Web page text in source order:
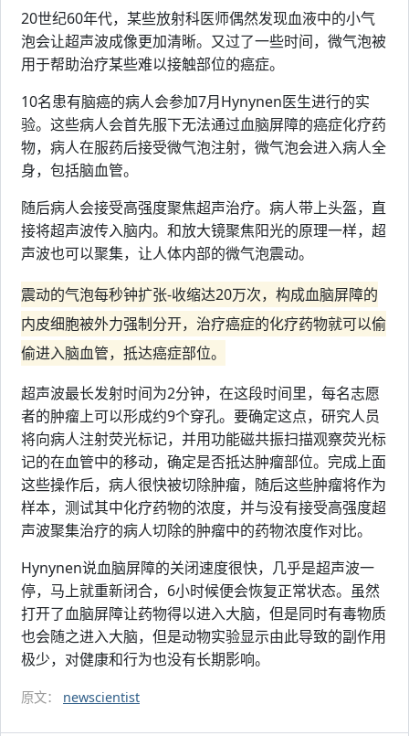
20世纪60年代，某些放射科医师偶然发现血液中的小气
泡会让超声波成像更加清晰。又过了一些时间，微气泡被
用于帮助治疗某些难以接触部位的癌症。
10名患有脑癌的病人会参加7月Hynynen医生进行的实
验。这些病人会首先服下无法通过血脑屏障的癌症化疗药
物，病人在服药后接受微气泡注射，微气泡会进入病人全
身，包括脑血管。
随后病人会接受高强度聚焦超声治疗。病人带上头盔，直
接将超声波传入脑内。和放大镜聚焦阳光的原理一样，超
声波也可以聚集，让人体内部的微气泡震动。
震动的气泡每秒钟扩张-收缩达20万次，构成血脑屏障的
内皮细胞被外力强制分开，治疗癌症的化疗药物就可以偷
偷进入脑血管，抵达癌症部位。
超声波最长发射时间为2分钟，在这段时间里，每名志愿
者的肿瘤上可以形成约9个穿孔。要确定这点，研究人员
将向病人注射荧光标记，并用功能磁共振扫描观察荧光标
记的在血管中的移动，确定是否抵达肿瘤部位。完成上面
这些操作后，病人很快被切除肿瘤，随后这些肿瘤将作为
样本，测试其中化疗药物的浓度，并与没有接受高强度超
声波聚集治疗的病人切除的肿瘤中的药物浓度作对比。
Hynynen说血脑屏障的关闭速度很快，几乎是超声波一
停，马上就重新闭合，6小时候便会恢复正常状态。虽然
打开了血脑屏障让药物得以进入大脑，但是同时有毒物质
也会随之进入大脑，但是动物实验显示由此导致的副作用
极少，对健康和行为也没有长期影响。
原文： newscientist